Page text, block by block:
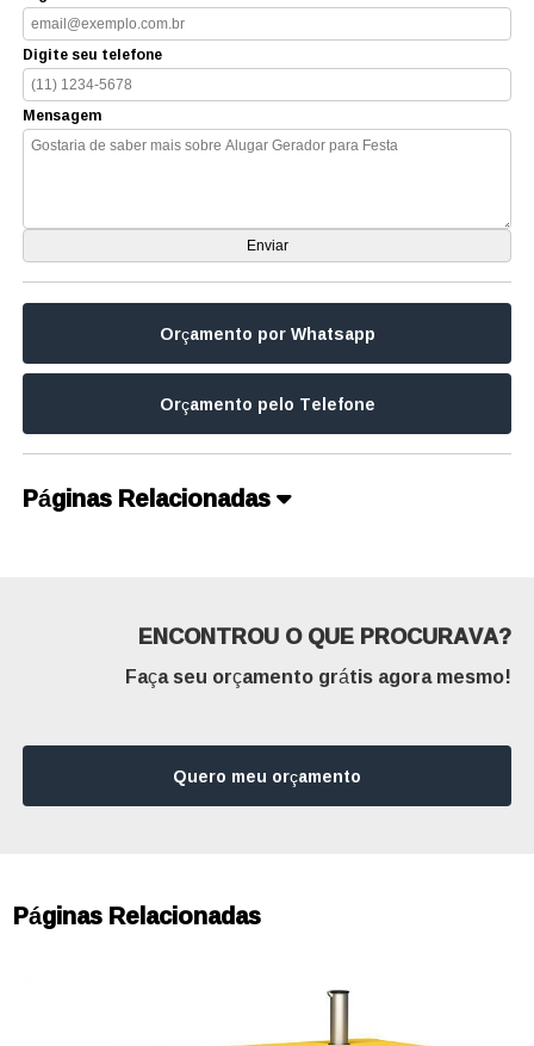
Digite seu telefone
Mensagem
Orçamento por Whatsapp
Orçamento pelo Telefone
Páginas Relacionadas
ENCONTROU O QUE PROCURAVA?
Faça seu orçamento grátis agora mesmo!
Quero meu orçamento
Páginas Relacionadas